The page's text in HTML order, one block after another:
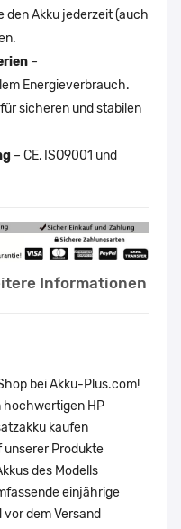
den Akku jederzeit (auch
–
Energieverbrauch.
sicheren und stabilen
– CE, ISO9001 und
Informationen
bei Akku-Plus.com!
hochwertigen HP
kaufen
unserer Produkte
des Modells
einjährige
dem Versand